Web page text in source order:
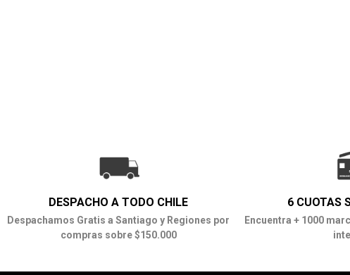
DESPACHO A TODO CHILE
Despachamos Gratis a Santiago y Regiones por
compras sobre $150.000
6 CUOTAS
Encuentra + 1000